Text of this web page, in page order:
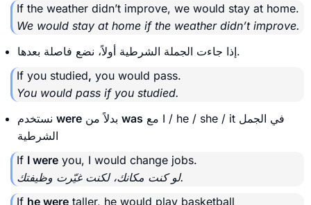
If the weather didn’t improve, we would stay at home.
We would stay at home if the weather didn’t improve.
إذا جاءت الجملة الشرطية أولاً، نضع فاصلة بعدها.
If you studied, you would pass.
You would pass if you studied.
were was
الشرطية
If I were you, I would change jobs.
لو كنت مكانك، لكنت غيّرت وظيفتك.
If he were taller, he would play basketball